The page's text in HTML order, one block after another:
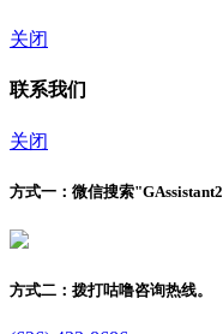
关闭
联系我们
关闭
方式一： 微信搜索"GAssistant2
方式二： 拨打咕噜咨询热线。